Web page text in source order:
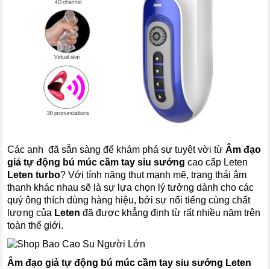
Các anh đã sẵn sàng để khám phá sự tuyệt vời từÂm đạo
giả tự động bú múc cầm tay siu sướngcao cấp Leten
Leten turbo? Với tính năng thụt mạnh mẽ, trạng thái âm
thanh khác nhau sẽ là sự lựa chọn lý tưởng dành cho các
quý ông thích dùng hàng hiệu, bởi sự nổi tiếng cùng chất
lượng của Leten đã được khẳng định từ rất nhiều năm trên
toàn thế giới.
Âm đạo giả tự động bú múc cầm tay siu sướng Leten